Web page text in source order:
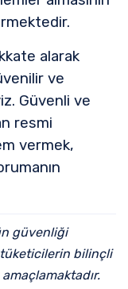
alarak
ve
Güvenli ve
resmi
vermek,
güvenliği
tüketicilerin bilinçli